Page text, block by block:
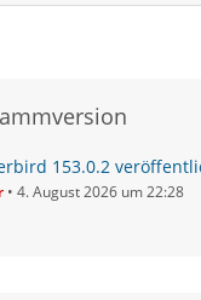
153.0.2
4. August 2026 um 22:28